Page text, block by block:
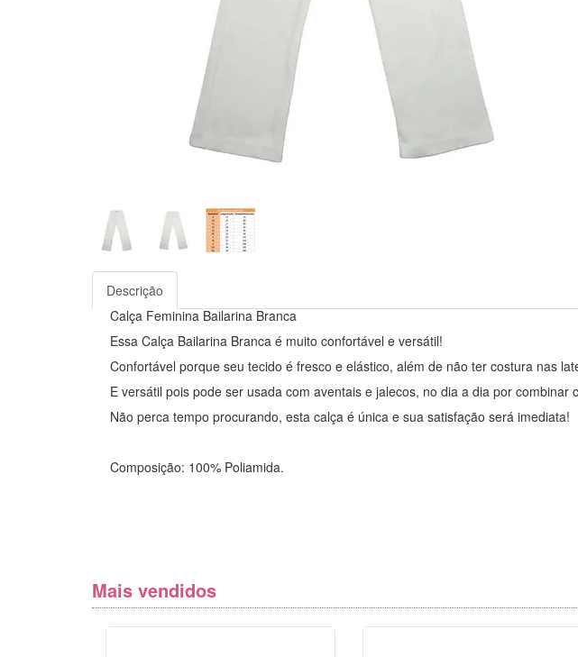
Descrição
Calça Feminina Bailarina Branca
Essa Calça Bailarina Branca é muito confortável e versátil!
Confortável porque seu tecido é fresco e elástico, além de não ter costura nas
E versátil pois pode ser usada com aventais e jalecos, no dia a dia por
Não perca tempo procurando, esta calça é única e sua satisfação será imediata!
Composição: 100% Poliamida.
Mais vendidos